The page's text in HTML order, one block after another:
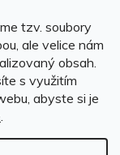
tzv. soubory
ale velice nám
obsah.
s využitím
abyste si je
.